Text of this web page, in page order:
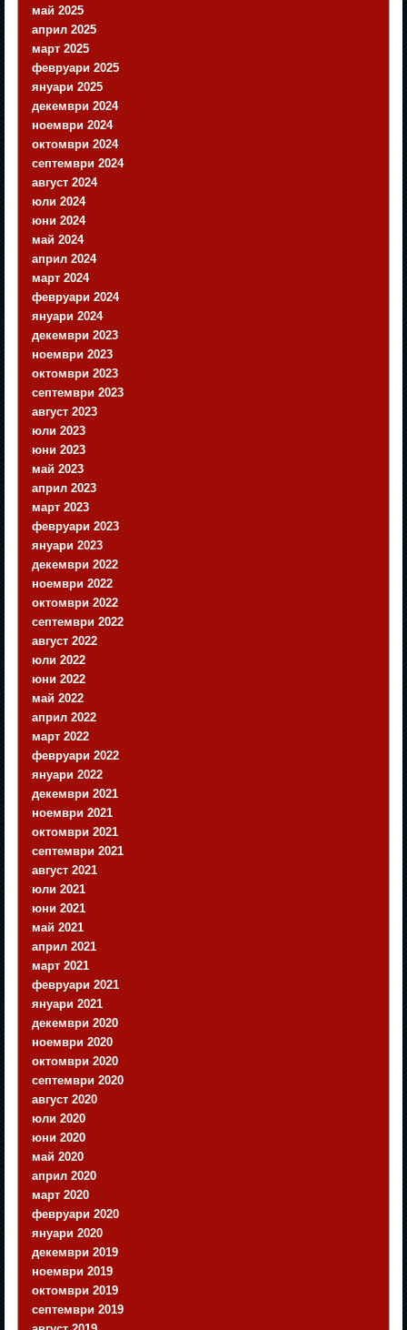
май 2025
април 2025
март 2025
февруари 2025
януари 2025
декември 2024
ноември 2024
октомври 2024
септември 2024
август 2024
юли 2024
юни 2024
май 2024
април 2024
март 2024
февруари 2024
януари 2024
декември 2023
ноември 2023
октомври 2023
септември 2023
август 2023
юли 2023
юни 2023
май 2023
април 2023
март 2023
февруари 2023
януари 2023
декември 2022
ноември 2022
октомври 2022
септември 2022
август 2022
юли 2022
юни 2022
май 2022
април 2022
март 2022
февруари 2022
януари 2022
декември 2021
ноември 2021
октомври 2021
септември 2021
август 2021
юли 2021
юни 2021
май 2021
април 2021
март 2021
февруари 2021
януари 2021
декември 2020
ноември 2020
октомври 2020
септември 2020
август 2020
юли 2020
юни 2020
май 2020
април 2020
март 2020
февруари 2020
януари 2020
декември 2019
ноември 2019
октомври 2019
септември 2019